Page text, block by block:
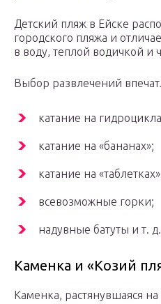
Детский пляж в Ейске
городского пляжа и
в воду, теплой водичкой и
Выбор развлечений
катание на
катание на «бананах»;
катание на
всевозможные горки;
надувные батуты и т. д.
Каменка и «Козий
Каменка, растянувшаяся